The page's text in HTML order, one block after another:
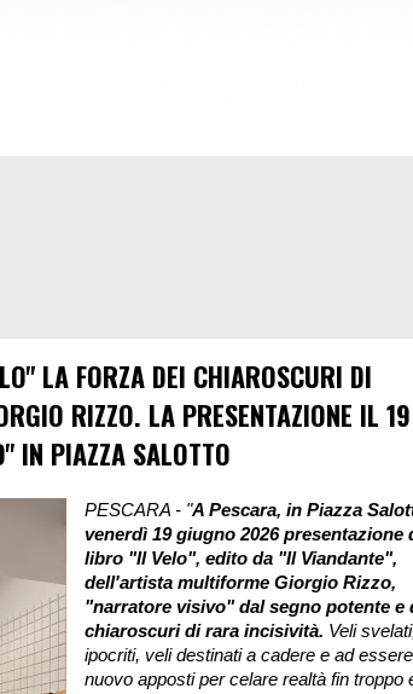
LA FORZA DEI CHIAROSCURI DI
RIZZO. LA PRESENTAZIONE IL 19
IN PIAZZA SALOTTO
PESCARA - "A Pescara, in Piazza
venerdì 19 giugno 2026 presentazione
libro "Il Velo", edito da "Il Viandante",
dell'artista multiforme Giorgio Rizzo,
"narratore visivo" dal segno potente e
chiaroscuri di rara incisività. Veli
ipocriti, veli destinati a cadere e ad
nuovo apposti per celare realtà fin troppo